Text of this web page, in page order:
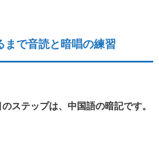
まで音読と暗唱の練習
ステップは、中国語の暗記です。